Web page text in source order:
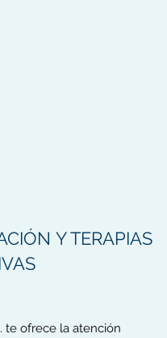
Y TERAPIAS
te ofrece la atención